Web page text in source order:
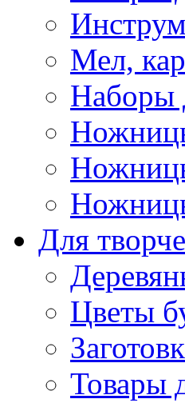
Мел,
Наборы
Для
Цветы
Товары